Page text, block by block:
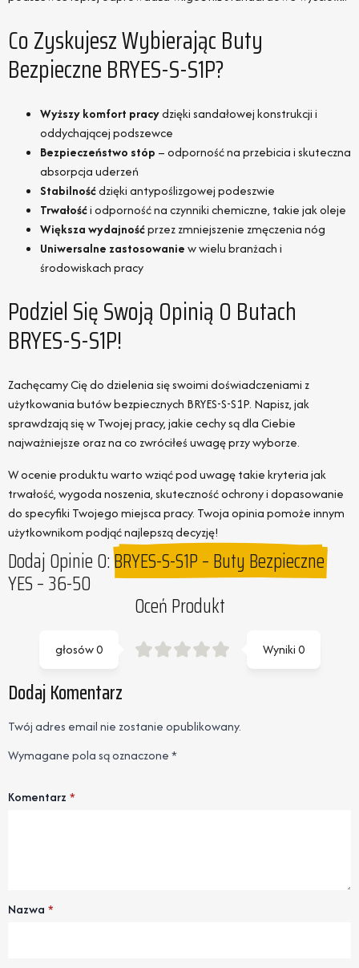
Co Zyskujesz Wybierając Buty
Bezpieczne BRYES-S-S1P?
Wyższy komfort pracydzięki sandałowej konstrukcji i
oddychającej podszewce
Bezpieczeństwo stóp – odporność na przebicia i skuteczna
absorpcja uderzeń
Stabilnośćdzięki antypoślizgowej podeszwie
Trwałośći odporność na czynniki chemiczne, takie jak oleje
Większa wydajnośćprzez zmniejszenie zmęczenia nóg
Uniwersalne zastosowaniew wielu branżach i
środowiskach pracy
Podziel Się Swoją Opinią O Butach
BRYES-S-S1P!
Zachęcamy Cię do dzielenia się swoimi doświadczeniami z
użytkowania butów bezpiecznych BRYES-S-S1P. Napisz, jak
sprawdzają się w Twojej pracy, jakie cechy są dla Ciebie
najważniejsze oraz na co zwróciłeś uwagę przy wyborze.
W ocenie produktu warto wziąć pod uwagę takie kryteria jak
trwałość, wygoda noszenia, skuteczność ochrony i dopasowanie
do specyfiki Twojego miejsca pracy. Twoja opinia pomoże innym
użytkownikom podjąć najlepszą decyzję!
Dodaj Opinie O:BRYES-S-S1P – Buty Bezpieczne
YES – 36-50
Oceń Produkt
Wyniki0
głosów0
Dodaj Komentarz
Twój adres email nie zostanie opublikowany.
Wymagane pola są oznaczone*
Komentarz *
Nazwa *